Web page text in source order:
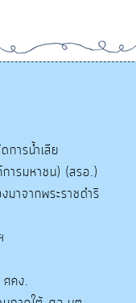
การน้ำเสีย
ารมหาชน) (สรอ.)
มาจากพระราชดำริ
ศคง.